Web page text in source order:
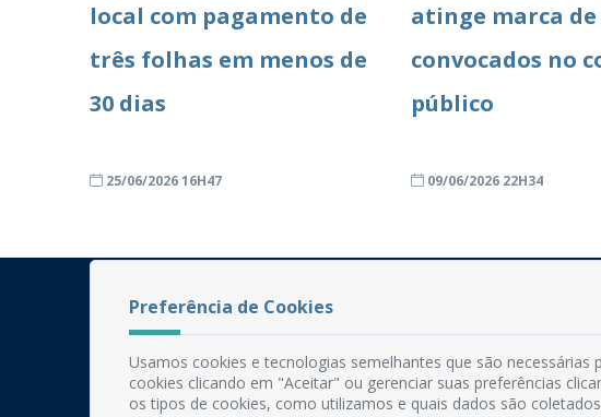
local com pagamento de
três folhas em menos de
30 dias
25/06/2026 16H47
atinge marca de
convocados no
público
09/06/2026 22H34
Preferência de Cookies
Usamos cookies e tecnologias semelhantes que são
cookies clicando em "Aceitar" ou gerenciar suas preferências
os tipos de cookies, como utilizamos e quais dados são